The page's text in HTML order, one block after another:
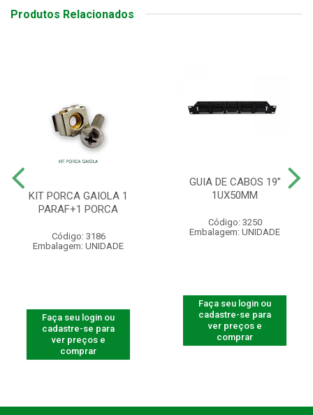
Produtos Relacionados
KIT PORCA GAIOLA 1
PARAF+1 PORCA
Código: 3186
Embalagem: UNIDADE
Faça seu login ou
cadastre-se para
ver preços e
comprar
GUIA DE CABOS 19”
1UX50MM
Código: 3250
Embalagem: UNIDADE
Faça seu login ou
cadastre-se para
ver preços e
comprar